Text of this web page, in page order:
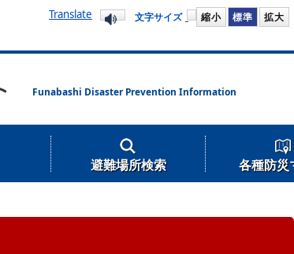
Translate 文字サイズ 縮小 標準 拡大
Funabashi Disaster Prevention Information
避難場所検索 各種防災